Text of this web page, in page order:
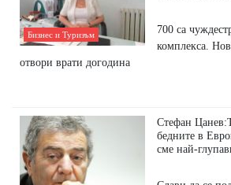
Бизнес и Туризъм
700 са
комплекса.
отвори врати догодина
Стефан
бедните в
сме най-